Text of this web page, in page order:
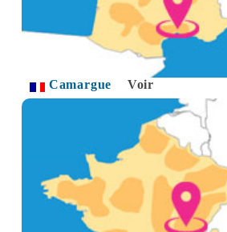
Camargue Voir